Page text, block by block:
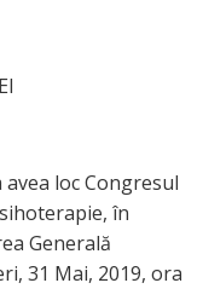
loc Congresul
în
Generală
31 Mai, 2019, ora